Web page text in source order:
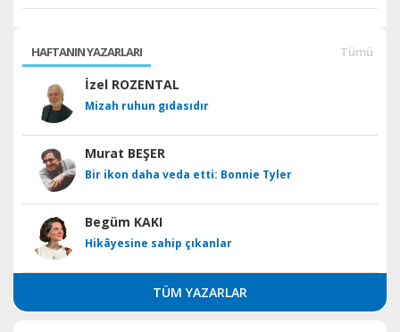
HAFTANIN YAZARLARI Tümü
İzel ROZENTAL
Mizah ruhun gıdasıdır
Murat BEŞER
Bir ikon daha veda etti: Bonnie Tyler
Begüm KAKI
Hikâyesine sahip çıkanlar
TÜM YAZARLAR